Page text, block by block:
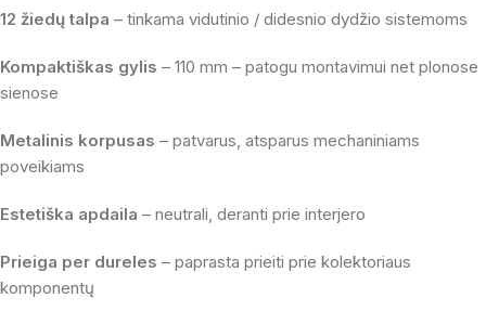
12 žiedų talpa – tinkama vidutinio / didesnio dydžio sistemoms
Kompaktiškas gylis – 110 mm – patogu montavimui net plonose
sienose
Metalinis korpusas – patvarus, atsparus mechaniniams
poveikiams
Estetiška apdaila – neutrali, deranti prie interjero
Prieiga per dureles – paprasta prieiti prie kolektoriaus
komponentų